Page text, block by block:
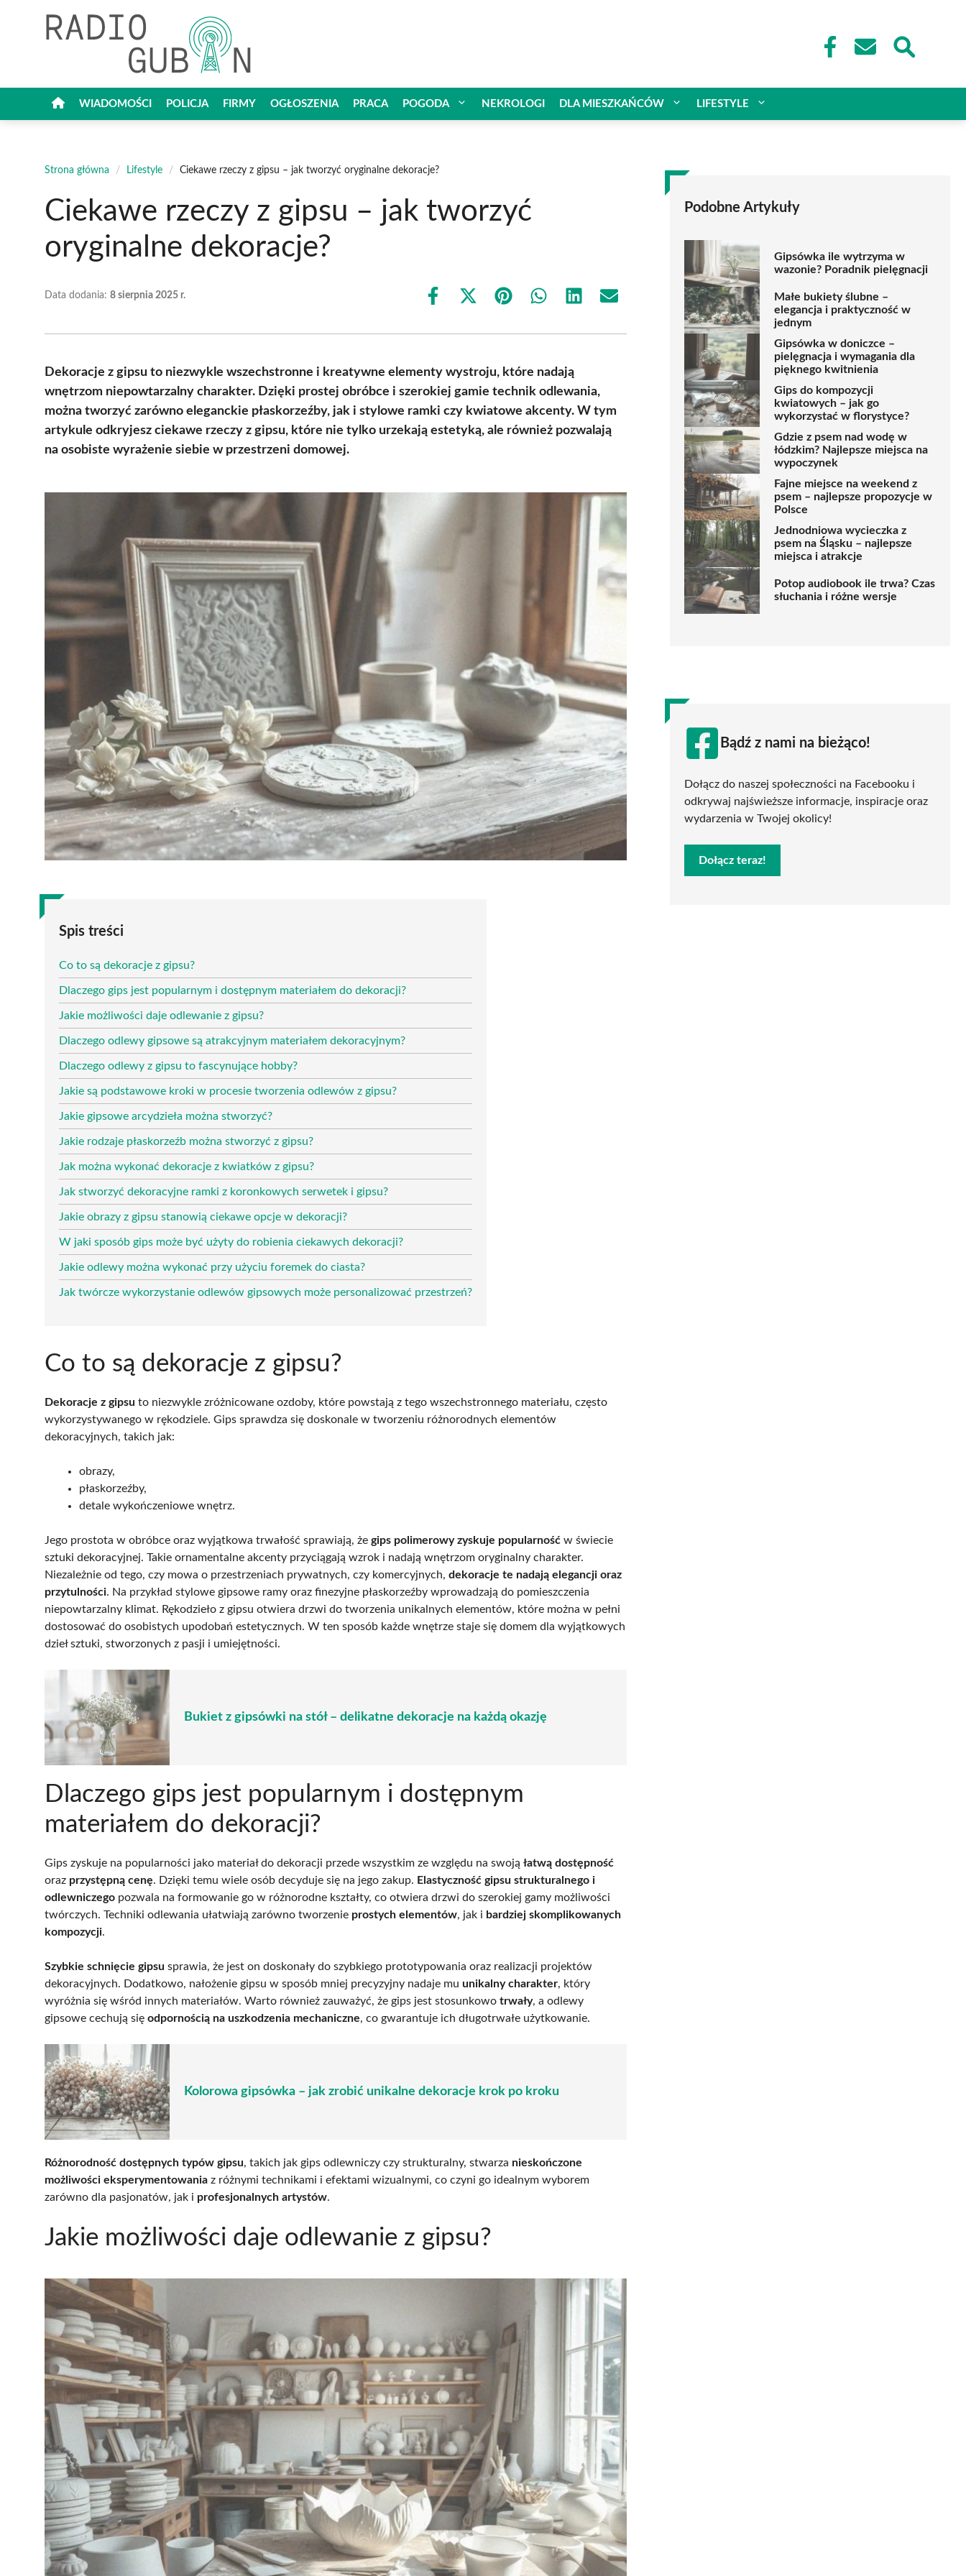
WIADOMOŚCI POLICJA FIRMY OGŁOSZENIA PRACA POGODA NEKROLOGI DLA MIESZKAŃCÓW LIFESTYLE
Strona główna / Lifestyle / Ciekawe rzeczy z gipsu – jak tworzyć oryginalne dekoracje?
Ciekawe rzeczy z gipsu – jak tworzyć
oryginalne dekoracje?
Data dodania: 8 sierpnia 2025 r.
Share
Share
(Twitter)
Share Share Share Share
Dekoracje z gipsu to niezwykle wszechstronne i kreatywne elementy wystroju, które nadają
wnętrzom niepowtarzalny charakter. Dzięki prostej obróbce i szerokiej gamie technik odlewania,
można tworzyć zarówno eleganckie płaskorzeźby, jak i stylowe ramki czy kwiatowe akcenty. W tym
artykule odkryjesz ciekawe rzeczy z gipsu, które nie tylko urzekają estetyką, ale również pozwalają
na osobiste wyrażenie siebie w przestrzeni domowej.
Spis treści
Co to są dekoracje z gipsu?
Dlaczego gips jest popularnym i dostępnym materiałem do dekoracji?
Jakie możliwości daje odlewanie z gipsu?
Dlaczego odlewy gipsowe są atrakcyjnym materiałem dekoracyjnym?
Dlaczego odlewy z gipsu to fascynujące hobby?
Jakie są podstawowe kroki w procesie tworzenia odlewów z gipsu?
Jakie gipsowe arcydzieła można stworzyć?
Jakie rodzaje płaskorzeźb można stworzyć z gipsu?
Jak można wykonać dekoracje z kwiatków z gipsu?
Jak stworzyć dekoracyjne ramki z koronkowych serwetek i gipsu?
Jakie obrazy z gipsu stanowią ciekawe opcje w dekoracji?
W jaki sposób gips może być użyty do robienia ciekawych dekoracji?
Jakie odlewy można wykonać przy użyciu foremek do ciasta?
Jak twórcze wykorzystanie odlewów gipsowych może personalizować przestrzeń?
Co to są dekoracje z gipsu?
Dekoracje z gipsu to niezwykle zróżnicowane ozdoby, które powstają z tego wszechstronnego materiału, często
wykorzystywanego w rękodziele. Gips sprawdza się doskonale w tworzeniu różnorodnych elementów
dekoracyjnych, takich jak:
obrazy,
płaskorzeźby,
detale wykończeniowe wnętrz.
Jego prostota w obróbce oraz wyjątkowa trwałość sprawiają, że gips polimerowy zyskuje popularność w świecie
sztuki dekoracyjnej. Takie ornamentalne akcenty przyciągają wzrok i nadają wnętrzom oryginalny charakter.
Niezależnie od tego, czy mowa o przestrzeniach prywatnych, czy komercyjnych, dekoracje te nadają elegancji oraz
przytulności. Na przykład stylowe gipsowe ramy oraz finezyjne płaskorzeźby wprowadzają do pomieszczenia
niepowtarzalny klimat. Rękodzieło z gipsu otwiera drzwi do tworzenia unikalnych elementów, które można w pełni
dostosować do osobistych upodobań estetycznych. W ten sposób każde wnętrze staje się domem dla wyjątkowych
dzieł sztuki, stworzonych z pasji i umiejętności.
Bukiet z gipsówki na stół – delikatne dekoracje na każdą okazję
Dlaczego gips jest popularnym i dostępnym
materiałem do dekoracji?
Gips zyskuje na popularności jako materiał do dekoracji przede wszystkim ze względu na swoją łatwą dostępność
oraz przystępną cenę. Dzięki temu wiele osób decyduje się na jego zakup. Elastyczność gipsu strukturalnego i
odlewniczego pozwala na formowanie go w różnorodne kształty, co otwiera drzwi do szerokiej gamy możliwości
twórczych. Techniki odlewania ułatwiają zarówno tworzenie prostych elementów, jak i bardziej skomplikowanych
kompozycji.
Szybkie schnięcie gipsu sprawia, że jest on doskonały do szybkiego prototypowania oraz realizacji projektów
dekoracyjnych. Dodatkowo, nałożenie gipsu w sposób mniej precyzyjny nadaje mu unikalny charakter, który
wyróżnia się wśród innych materiałów. Warto również zauważyć, że gips jest stosunkowo trwały, a odlewy
gipsowe cechują się odpornością na uszkodzenia mechaniczne, co gwarantuje ich długotrwałe użytkowanie.
Kolorowa gipsówka – jak zrobić unikalne dekoracje krok po kroku
Różnorodność dostępnych typów gipsu, takich jak gips odlewniczy czy strukturalny, stwarza nieskończone
możliwości eksperymentowania z różnymi technikami i efektami wizualnymi, co czyni go idealnym wyborem
zarówno dla pasjonatów, jak i profesjonalnych artystów.
Jakie możliwości daje odlewanie z gipsu?
Podobne Artykuły
Gipsówka ile wytrzyma w
wazonie? Poradnik pielęgnacji
Małe bukiety ślubne –
elegancja i praktyczność w
jednym
Gipsówka w doniczce –
pielęgnacja i wymagania dla
pięknego kwitnienia
Gips do kompozycji
kwiatowych – jak go
wykorzystać w florystyce?
Gdzie z psem nad wodę w
łódzkim? Najlepsze miejsca na
wypoczynek
Fajne miejsce na weekend z
psem – najlepsze propozycje w
Polsce
Jednodniowa wycieczka z
psem na Śląsku – najlepsze
miejsca i atrakcje
Potop audiobook ile trwa? Czas
słuchania i różne wersje
Bądź z nami na bieżąco!
Dołącz do naszej społeczności na Facebooku i
odkrywaj najświeższe informacje, inspiracje oraz
wydarzenia w Twojej okolicy!
Dołącz teraz!